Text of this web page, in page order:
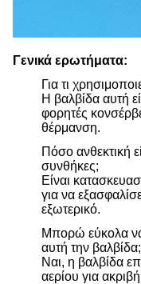
Γενικά ερωτήματα:
Για τι
Η βαλβίδα αυτή
φορητές
θέρμανση.
Πόσο ανθεκτική
συνθήκες;
Είναι
για να
εξωτερικό.
Μπορώ εύκολα
αυτή την βαλβίδα;
Ναι, η βαλβίδα
αερίου για